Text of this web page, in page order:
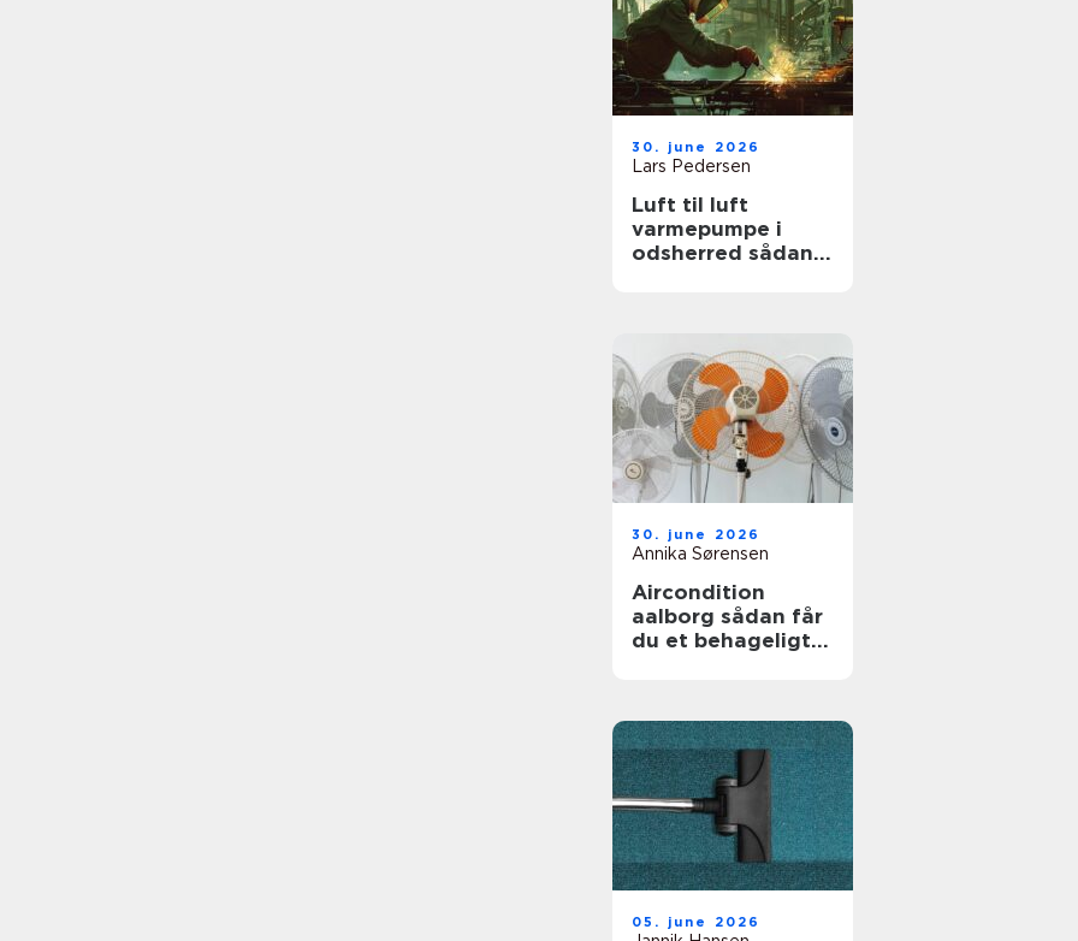
30. june 2026
Lars Pedersen
Luft til luft
varmepumpe i
odsherred sådan
30. june 2026
Annika Sørensen
Aircondition
aalborg sådan får
du et behageligt
05. june 2026